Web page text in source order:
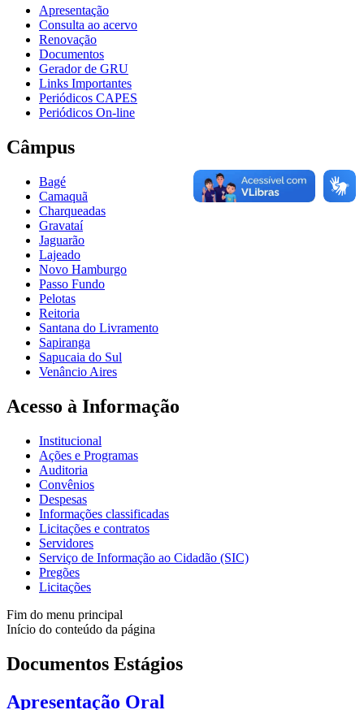
Apresentação
Consulta ao acervo
Renovação
Documentos
Gerador de GRU
Links Importantes
Periódicos CAPES
Periódicos On-line
Câmpus
Bagé
Camaquã
Charqueadas
Gravataí
Jaguarão
Lajeado
Novo Hamburgo
Passo Fundo
Pelotas
Reitoria
Santana do Livramento
Sapiranga
Sapucaia do Sul
Venâncio Aires
Acesso à Informação
Institucional
Ações e Programas
Auditoria
Convênios
Despesas
Informações classificadas
Licitações e contratos
Servidores
Serviço de Informação ao Cidadão (SIC)
Pregões
Licitações
Fim do menu principal
Início do conteúdo da página
Documentos Estágios
Apresentação Oral